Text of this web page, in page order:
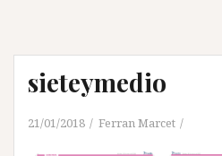
sieteymedio
21/01/2018 Ferran Marcet